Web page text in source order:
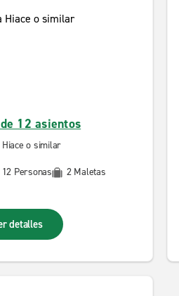
12 asientos
Hiace o similar
12 Personas 2 Maletas
detalles